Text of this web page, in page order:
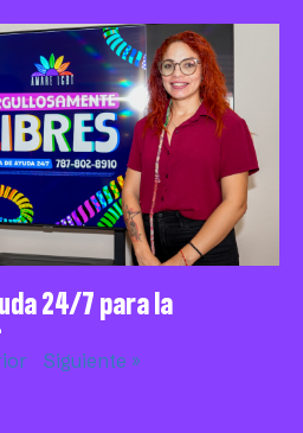
24/7 para la
Siguiente »